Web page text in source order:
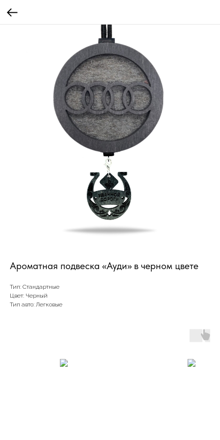
Ароматная подвеска «Ауди» в черном цвете
Тип: Стандартные
Цвет: Черный
Тип авто: Легковые